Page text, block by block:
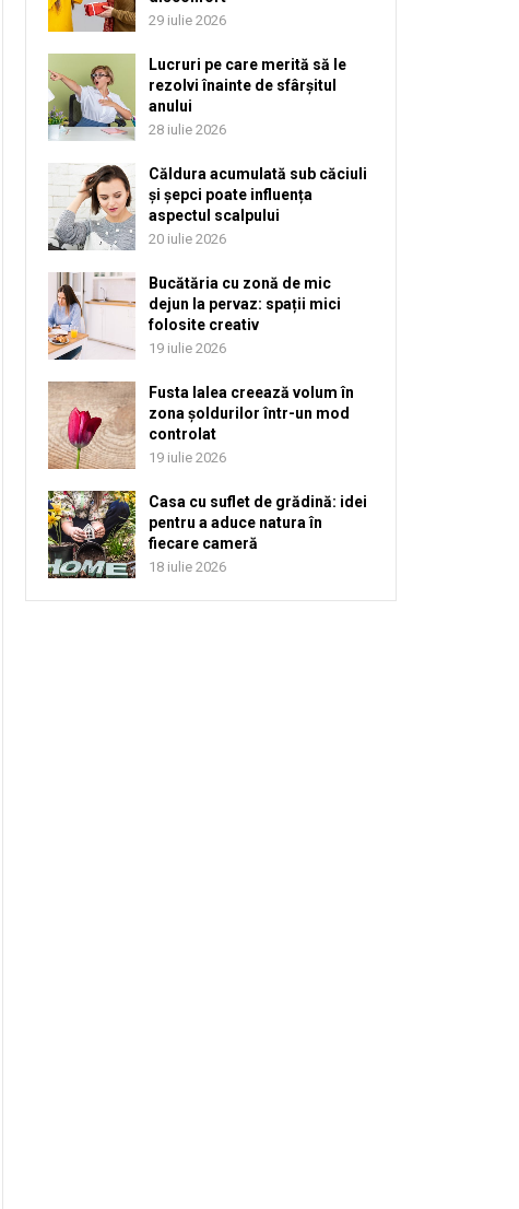
29 iulie 2026
Lucruri pe care merită să le
rezolvi înainte de sfârșitul
anului
28 iulie 2026
Căldura acumulată sub căciuli
și șepci poate influența
aspectul scalpului
20 iulie 2026
Bucătăria cu zonă de mic
dejun la pervaz: spații mici
folosite creativ
19 iulie 2026
Fusta lalea creează volum în
zona șoldurilor într-un mod
controlat
19 iulie 2026
Casa cu suflet de grădină: idei
pentru a aduce natura în
fiecare cameră
18 iulie 2026